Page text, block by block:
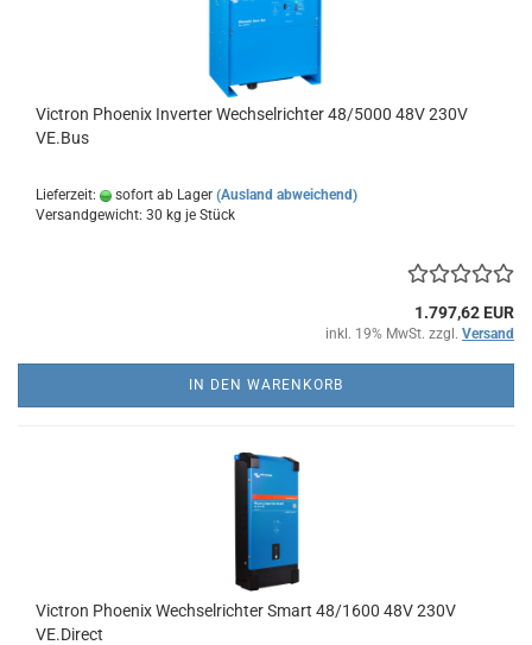
Victron Phoenix Inverter Wechselrichter 48/5000 48V 230V
VE.Bus
Lieferzeit: sofort ab Lager (Ausland abweichend)
Versandgewicht: 30 kg je Stück
1.797,62 EUR
inkl. 19% MwSt. zzgl. Versand
IN DEN WARENKORB
Victron Phoenix Wechselrichter Smart 48/1600 48V 230V
VE.Direct